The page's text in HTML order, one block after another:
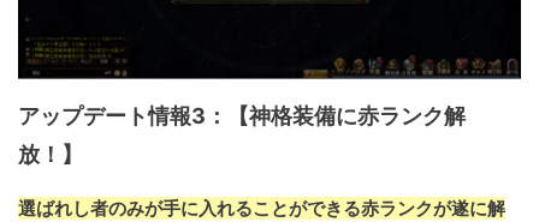
アップデート情報3：【神格装備に赤ランク解
放！】
選ばれし者のみが手に入れることができる赤ランクが遂に解